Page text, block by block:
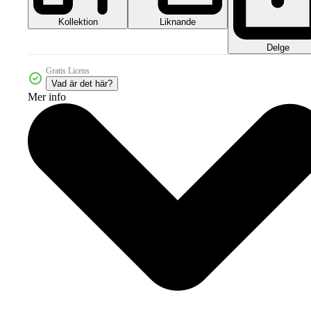
Kollektion Liknande
Delge
Gratis Licens
Vad är det här?
Mer info